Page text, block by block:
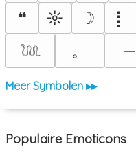
❝ ☼ ☽ ⡇
𓆙
。 ─
Meer Symbolen ▸▸
Populaire Emoticons